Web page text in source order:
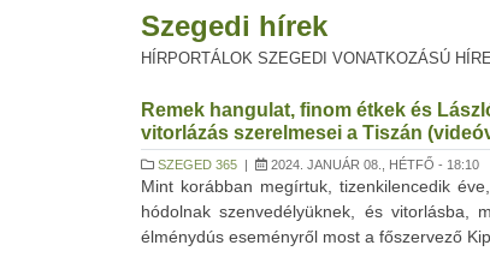
Szegedi hírek
HÍRPORTÁLOK SZEGEDI VONATKOZÁSÚ
Remek hangulat, finom étkek és
vitorlázás szerelmesei a Tiszán
SZEGED 365 | 2024. JANUÁR 08., HÉTFŐ - 18:10
Mint korábban megírtuk, tizenkilencedik
hódolnak szenvedélyüknek, és vitorlásba,
élménydús eseményről most a főszervező